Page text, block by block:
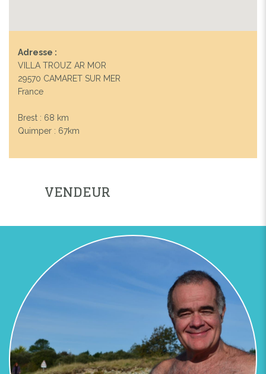
Adresse :
VILLA TROUZ AR MOR
29570 CAMARET SUR MER
France
Brest : 68 km
Quimper : 67km
VENDEUR